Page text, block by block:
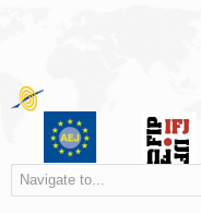
Navigate to...